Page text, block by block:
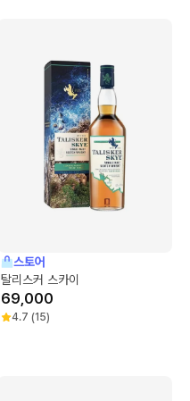
스토어
탈리스커 스카이
69,000
4.7 (15)